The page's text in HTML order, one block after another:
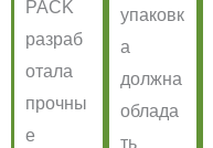
PACK
разраб
отала
прочны
е
упаковк
а
должна
облада
ть